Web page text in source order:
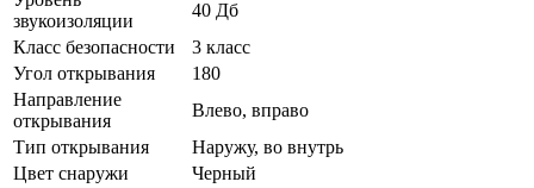
звукоизоляции
40 Дб
Класс безопасности
3 класс
Угол открывания
180
Направление
открывания
Влево, вправо
Тип открывания
Наружу, во внутрь
Цвет снаружи
Черный